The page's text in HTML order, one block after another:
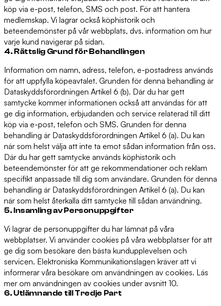
köp via e-post, telefon, SMS och post. För att hantera
medlemskap. Vi lagrar också köphistorik och
beteendemönster på vår webbplats, dvs. information om hur
varje kund navigerar på sidan.
4. Rättslig Grund för Behandlingen
Information om namn, adress, telefon, e-postadress används
för att uppfylla köpeavtalet. Grunden för denna behandling är
Dataskyddsförordningen Artikel 6 (b). Där du har gett
samtycke kommer informationen också att användas för att
ge dig information, erbjudanden och service relaterad till ditt
köp via e-post, telefon och SMS. Grunden för denna
behandling är Dataskyddsförordningen Artikel 6 (a). Du kan
när som helst välja att inte ta emot sådan information från oss.
Där du har gett samtycke används köphistorik och
beteendemönster för att ge rekommendationer och reklam
specifikt anpassade till dig som användare. Grunden för denna
behandling är Dataskyddsförordningen Artikel 6 (a). Du kan
när som helst återkalla ditt samtycke till sådan användning.
5. Insamling av Personuppgifter
Vi lagrar de personuppgifter du har lämnat på våra
webbplatser. Vi använder cookies på våra webbplatser för att
ge dig som besökare den bästa kundupplevelsen och
servicen. Elektroniska Kommunikationslagen kräver att vi
informerar våra besökare om användningen av cookies. Läs
mer om användningen av cookies under avsnitt 10.
6. Utlämnande till Tredje Part